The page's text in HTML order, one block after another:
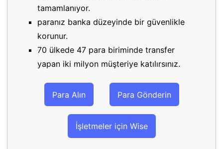
tamamlanıyor.
paranız banka düzeyinde bir güvenlikle
korunur.
70 ülkede 47 para biriminde transfer
yapan iki milyon müşteriye katılırsınız.
Para Alın Para Gönderin
İşletmeler için Wise